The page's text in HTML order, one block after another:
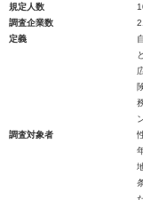
規定人数
調査企業数
定義
調査対象者